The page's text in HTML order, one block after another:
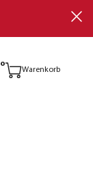
Warenkorb